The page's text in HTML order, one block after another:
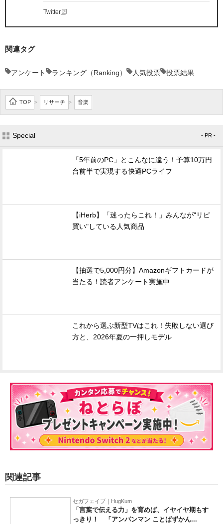
Twitter
関連タグ
アンケート ランキング（Ranking） 人気投票 投票結果
TOP > リサーチ > 音楽
Special - PR -
「5年前のPC」とこんなに違う！予算10万円
台前半で実現する快適PCライフ
【iHerb】「迷ったらこれ！」みんなが"リピ
買い"している人気商品
【抽選で5,000円分】Amazonギフトカードが
当たる！読者アンケート実施中
これから選ぶ新型TVはこれ！失敗しない選び
方と、2026年夏の一押しモデル
関連記事
セガフェイブ｜HugKum
「言葉で伝える力」を育めば、イヤイヤ期もす
っきり！ 「アンパンマン ことばずかん...